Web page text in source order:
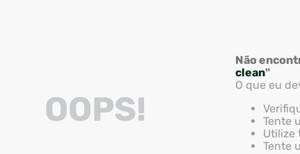
OOPS!
Não
clean"
O que eu
Tente
Utilize
Tente
ventilador
roçadeira
climatizador